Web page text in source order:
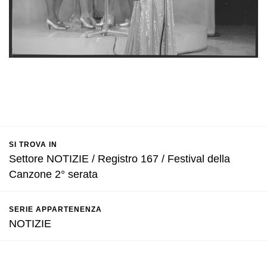
SI TROVA IN
Settore NOTIZIE / Registro 167 / Festival della
Canzone 2° serata
SERIE APPARTENENZA
NOTIZIE